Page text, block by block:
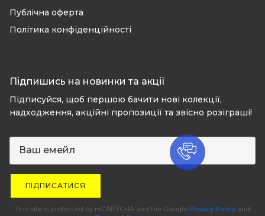
Публічна оферта
Політика конфіденційності
Підпишись на новинки та акції
Підписуйся, щоб першою бачити нові колекції,
надходження, акційні пропозиції та звісно розіграші!
ПІДПИСАТИСЯ
This site is protected by reCAPTCHA and the Google Privacy Policy and